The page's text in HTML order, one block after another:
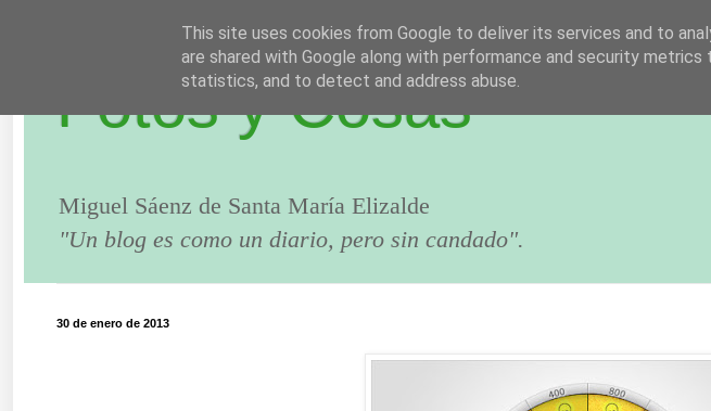
Fotos y Cosas
Miguel Sáenz de Santa María Elizalde
"Un blog es como un diario, pero sin candado".
30 de enero de 2013
This site uses cookies from Google to deliver its services and to
are shared with Google along with performance and security
statistics, and to detect and address abuse.